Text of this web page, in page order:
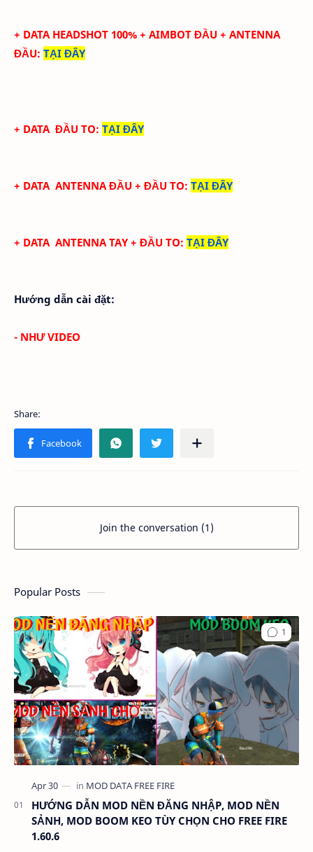
+ DATA HEADSHOT 100% + AIMBOT ĐẦU + ANTENNA
ĐẦU: TẠI ĐÂY
+ DATA ĐẦU TO: TẠI ĐÂY
+ DATA ANTENNA ĐẦU + ĐẦU TO: TẠI ĐÂY
+ DATA ANTENNA TAY+ ĐẦU TO: TẠI ĐÂY
Hướng dẫn cài đặt:
- NHƯ VIDEO
Join the conversation (1)
Popular Posts
HƯỚNG DẪN MOD NỀN ĐĂNG NHẬP, MOD NỀN
SẢNH, MOD BOOM KEO TÙY CHỌN CHO FREE FIRE
1.60.6